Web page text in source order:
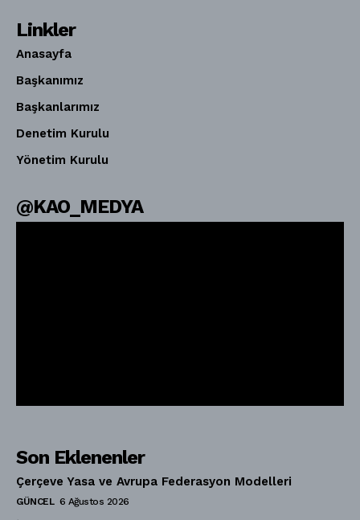
Linkler
Anasayfa
Başkanımız
Başkanlarımız
Denetim Kurulu
Yönetim Kurulu
@KAO_MEDYA
Son Eklenenler
Çerçeve Yasa ve Avrupa Federasyon Modelleri
GÜNCEL 6 Ağustos 2026